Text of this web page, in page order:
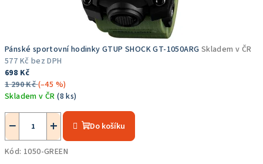
Pánské sportovní hodinky GTUP SHOCK GT-1050ARG Skladem v ČR
577 Kč bez DPH
698 Kč
1 290 Kč(–45 %)
Skladem v ČR(8 ks)
hodnocení
produktu
je
5,0
+
− Do košíku
Kód: 1050-GREEN